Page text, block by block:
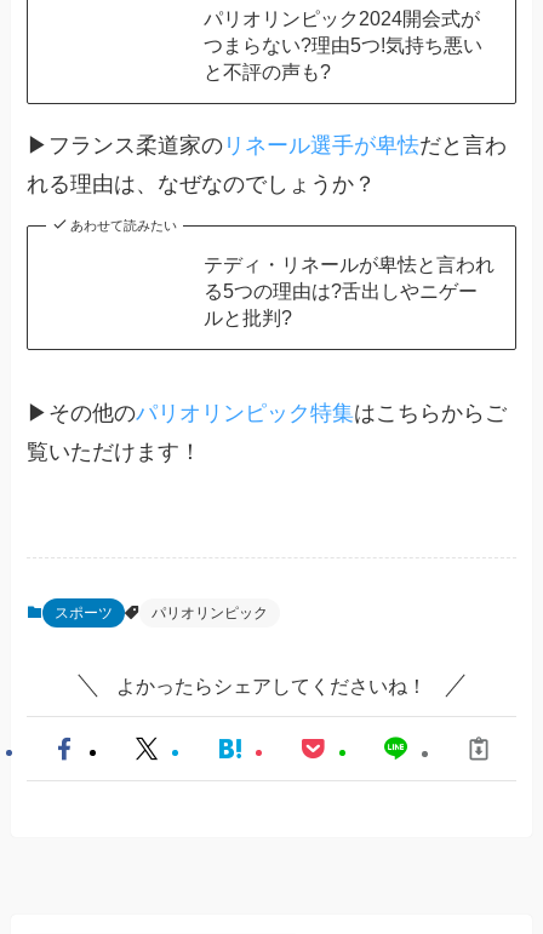
パリオリンピック2024開会式が
つまらない?理由5つ!気持ち悪い
と不評の声も?
▶フランス柔道家の リネール選手が卑怯だと言わ
れる理由は、なぜなのでしょうか？
あわせて読みたい
テディ・リネールが卑怯と言われ
る5つの理由は?舌出しやニゲー
ルと批判?
▶その他のパリオリンピック特集はこちらからご
覧いただけます！
スポーツ パリオリンピック
よかったらシェアしてくださいね！